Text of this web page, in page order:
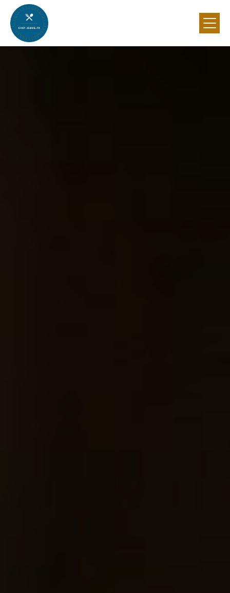
Panneau de gestion des cookies